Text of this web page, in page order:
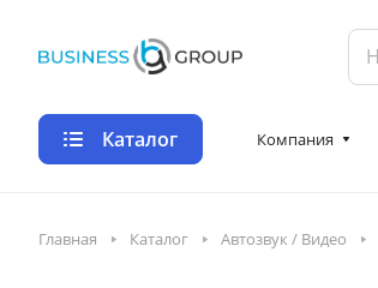
Каталог Компания
Главная Каталог Автозвук / Видео